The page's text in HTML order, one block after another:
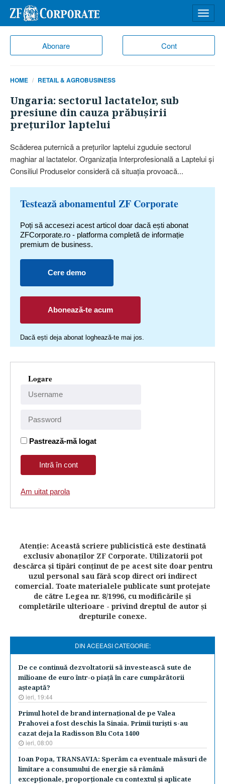
Abonare Cont
meniu
HOME RETAIL & AGROBUSINESS
Ungaria: sectorul lactatelor, sub
presiune din cauza prăbuşirii
preţurilor laptelui
Scăderea puternică a preţurilor laptelui zguduie sectorul
maghiar al lactatelor. Organizaţia Interprofesională a Laptelui şi
Consiliul Produselor consideră că situaţia provoacă...
Testează abonamentul ZF Corporate
Poți să accesezi acest articol doar dacă ești abonat
ZFCorporate.ro - platforma completă de informație
premium de business.
Cere demo
Abonează-te acum
Dacă ești deja abonat loghează-te mai jos.
Logare
Pastrează-mă logat
Am uitat parola
Atenţie: Această scriere publicistică este destinată
exclusiv abonaţilor ZF Corporate. Utilizatorii pot
descărca şi tipări conţinut de pe acest site doar pentru
uzul personal sau fără scop direct ori indirect
comercial. Toate materialele publicate sunt protejate
de către Legea nr. 8/1996, cu modificările şi
completările ulterioare - privind dreptul de autor şi
drepturile conexe.
DIN ACEEASI CATEGORIE:
De ce continuă dezvoltatorii să investească sute de
milioane de euro într-o piaţă în care cumpărătorii
aşteaptă?
ieri, 19:44
​Primul hotel de brand internaţional de pe Valea
Prahovei a fost deschis la Sinaia. Primii turişti s-au
cazat deja la Radisson Blu Cota 1400
ieri, 08:00
Ioan Popa, TRANSAVIA: Sperăm ca eventuale măsuri de
limitare a consumului de energie să rămână
excepţionale, proporţionale cu contextul şi aplicate